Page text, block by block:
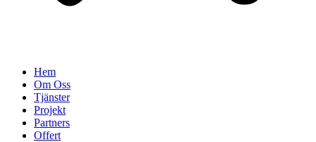
Hem
Om Oss
Tjänster
Projekt
Partners
Offert